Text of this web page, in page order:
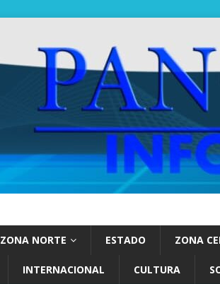
ZONA NORTE ESTADO ZONA
INTERNACIONAL CULTURA